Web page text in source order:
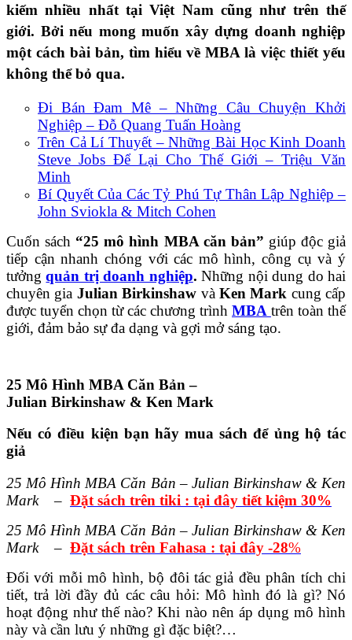
kiếm nhiều nhất tại Việt Nam cũng như trên thế
giới. Bởi nếu mong muốn xây dựng doanh nghiệp
một cách bài bản, tìm hiểu về MBA là việc thiết yếu
không thể bỏ qua.
Đi Bán Đam Mê – Những Câu Chuyện Khởi
Nghiệp – Đỗ Quang Tuấn Hoàng
Trên Cả Lí Thuyết – Những Bài Học Kinh Doanh
Steve Jobs Để Lại Cho Thế Giới – Triệu Văn
Minh
Bí Quyết Của Các Tỷ Phú Tự Thân Lập Nghiệp –
John Sviokla & Mitch Cohen
Cuốn sách “25 mô hình MBA căn bản” giúp độc giả
tiếp cận nhanh chóng với các mô hình, công cụ và ý
tưởngquản trị doanh nghiệp. Những nội dung do hai
chuyên gia Julian Birkinshaw vàKen Mark cung cấp
được tuyển chọn từ các chương trình MBA trên toàn thế
giới, đảm bảo sự đa dạng và gợi mở sáng tạo.
25 Mô Hình MBA Căn Bản –
Julian Birkinshaw & Ken Mark
Nếu có điều kiện bạn hãy mua sách để ủng hộ tác
giả
25 Mô Hình MBA Căn Bản – Julian Birkinshaw & Ken
Mark– Đặt sách trên tiki : tại đây tiết kiệm 30%
25 Mô Hình MBA Căn Bản – Julian Birkinshaw & Ken
Mark– Đặt sách trên Fahasa : tại đây -28%
Đối với mỗi mô hình, bộ đôi tác giả đều phân tích chi
tiết, trả lời đầy đủ các câu hỏi: Mô hình đó là gì? Nó
hoạt động như thế nào? Khi nào nên áp dụng mô hình
này và cần lưu ý những gì đặc biệt?…